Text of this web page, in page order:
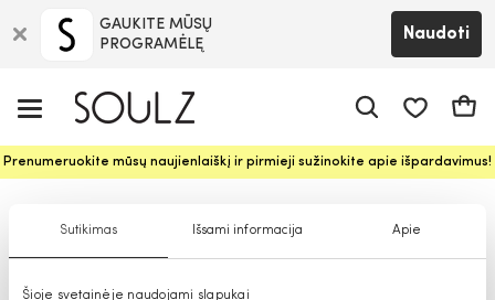
Sutikimas Išsami informacija Apie
Šioje svetainėje naudojami slapukai
GAUKITE MŪSŲ
PROGRAMĖLĘ
Naudoti
Prenumeruokite mūsų naujienlaiškį ir pirmieji sužinokite apie išpardavimus!
Moteriškos piniginės